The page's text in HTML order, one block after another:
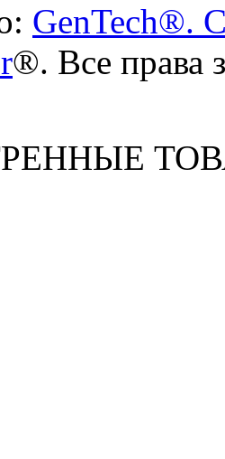
GenTech®.
®. Все права